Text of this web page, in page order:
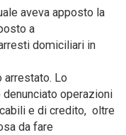
aveva apposto la
a
domiciliari in
arrestato. Lo
operazioni
e di credito, oltre
da fare